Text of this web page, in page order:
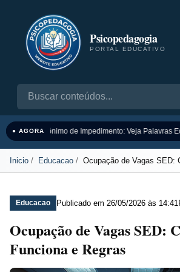
Psicopedagogia
PORTAL EDUCATIVO
● AGORASinônimo de Impedimento: Veja Palavras
Inicio Educacao Ocupação de Vagas SED:
Educacao Publicado em 26/05/2026 às 14:41
Ocupação de Vagas SED:
Funciona e Regras